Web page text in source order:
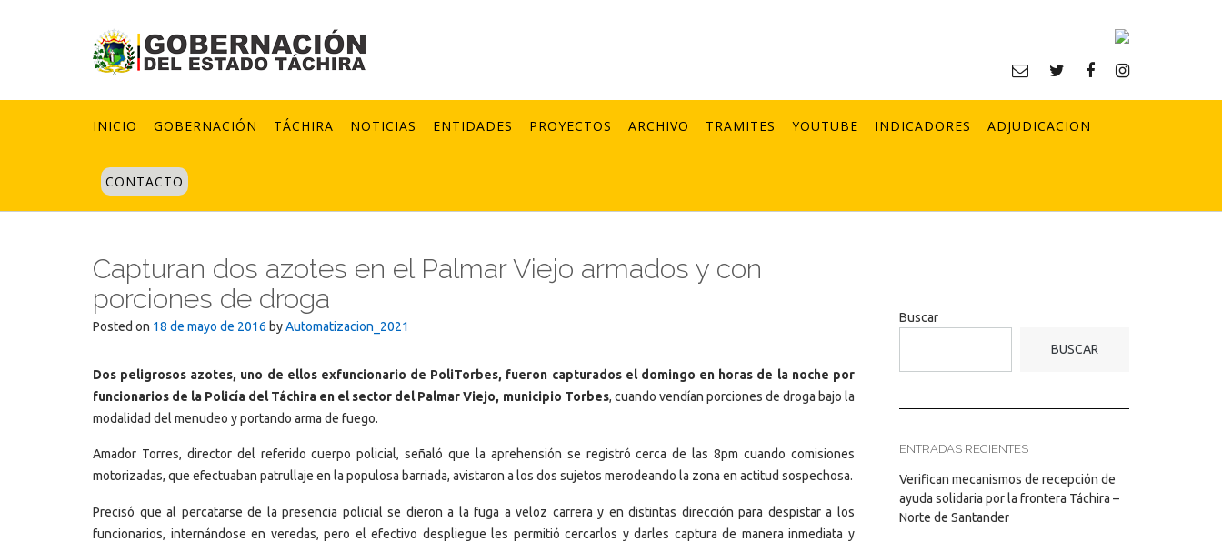
INICIO GOBERNACIÓN TÁCHIRA NOTICIAS ENTIDADES PROYECTOS ARCHIVO TRAMITES YOUTUBE INDICADORES ADJUDICACION
CONTACTO
Capturan dos azotes en el Palmar Viejo armados y con
porciones de droga
Posted on 18 de mayo de 2016 byAutomatizacion_2021
Dos peligrosos azotes, uno de ellos exfuncionario de PoliTorbes, fueron capturados el domingo en horas de la noche por
funcionarios de la Policía del Táchira en el sector del Palmar Viejo, municipio Torbes, cuando vendían porciones de droga bajo la
modalidad del menudeo y portando arma de fuego.
Amador Torres, director del referido cuerpo policial, señaló que la aprehensión se registró cerca de las 8pm cuando comisiones
motorizadas, que efectuaban patrullaje en la populosa barriada, avistaron a los dos sujetos merodeando la zona en actitud sospechosa.
Precisó que al percatarse de la presencia policial se dieron a la fuga a veloz carrera y en distintas dirección para despistar a los
funcionarios, internándose en veredas, pero el efectivo despliegue les permitió cercarlos y darles captura de manera inmediata y
Buscar
BUSCAR
ENTRADAS RECIENTES
Verifican mecanismos de recepción de
ayuda solidaria por la frontera Táchira –
Norte de Santander